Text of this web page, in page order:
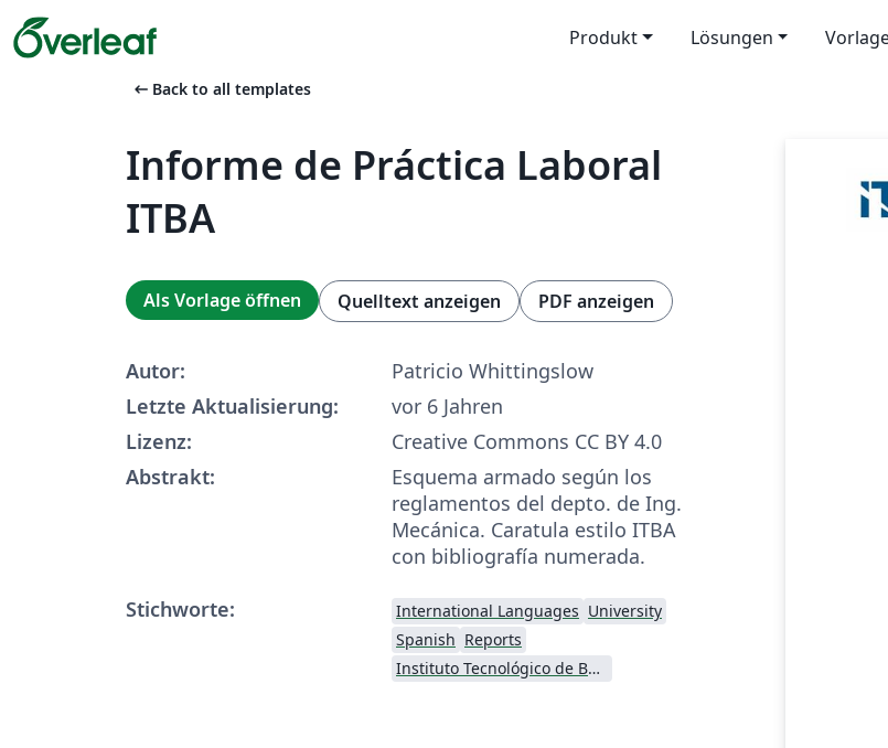
Produkt Lösungen
arrow_left_alt Back to all templates
Informe de Práctica Laboral
ITBA
Als Vorlage öffnen Quelltext anzeigen PDF anzeigen
Autor:
Patricio Whittingslow
Letzte Aktualisierung:
vor 6 Jahren
Lizenz:
Creative Commons CC BY 4.0
Abstrakt:
Esquema armado según los
reglamentos del depto. de Ing.
Mecánica. Caratula estilo ITBA
con bibliografía numerada.
Stichworte:
International Languages University
Spanish Reports
Instituto Tecnológico de Buenos Aires